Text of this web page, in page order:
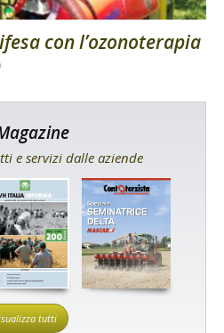
con l’ozonoterapia
e servizi dalle aziende
tutti